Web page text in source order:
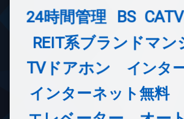
24時間管理 BS CATV
REIT系ブランドマン
TVドアホン インタ
インターネット無料